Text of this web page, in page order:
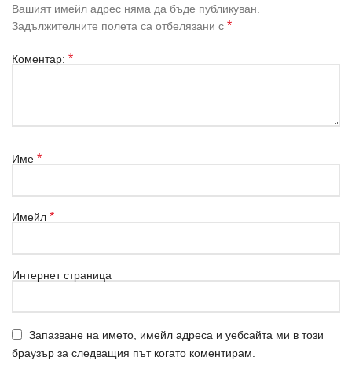
Вашият имейл адрес няма да бъде публикуван.
Задължителните полета са отбелязани с *
Коментар: *
Име *
Имейл *
Интернет страница
Запазване на името, имейл адреса и уебсайта ми в този
браузър за следващия път когато коментирам.